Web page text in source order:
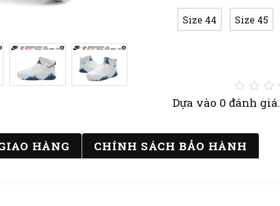
Dựa vào 0 đánh giá.
Size 44 Size 45
HÀNG
CHÍNH SÁCH BẢO HÀNH